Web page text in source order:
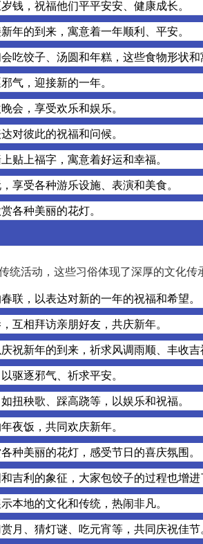
钱，祝福他们平平安安、健康成长。
年的到来，寓意着一年顺利、平安。
吃饺子、汤圆和年糕，这些食物形状和
气，迎接新的一年。
会，享受欢乐和娱乐。
对彼此的祝福和问候。
贴上福字，寓意着好运和幸福。
享受各种游乐设施、表演和美食。
各种美丽的花灯。
统活动，这些习俗体现了深厚的文化
联，以表达对新的一年的祝福和希望。
互相拜访亲朋好友，共庆新年。
祝新年的到来，祈求风调雨顺、丰收吉
驱逐邪气、祈求平安。
扭秧歌、踩高跷等，以娱乐和祝福。
夜饭，共同欢庆新年。
种美丽的花灯，感受节日的喜庆氛围。
吉利的象征，大家包饺子的过程也增进
本地的文化和传统，热闹非凡。
月、猜灯谜、吃元宵等，共同庆祝佳节。